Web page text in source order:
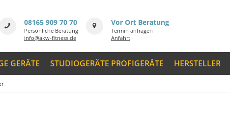
08165 909 70 70
Persönliche Beratung
info@akw-fitness.de
Vor Ort Beratung
Termin anfragen
Anfahrt
GERÄTE STUDIOGERÄTE PROFIGERÄTE HERSTELLER